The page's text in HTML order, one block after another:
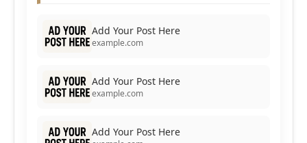
Add Your Post Here
example.com
Add Your Post Here
example.com
Add Your Post Here